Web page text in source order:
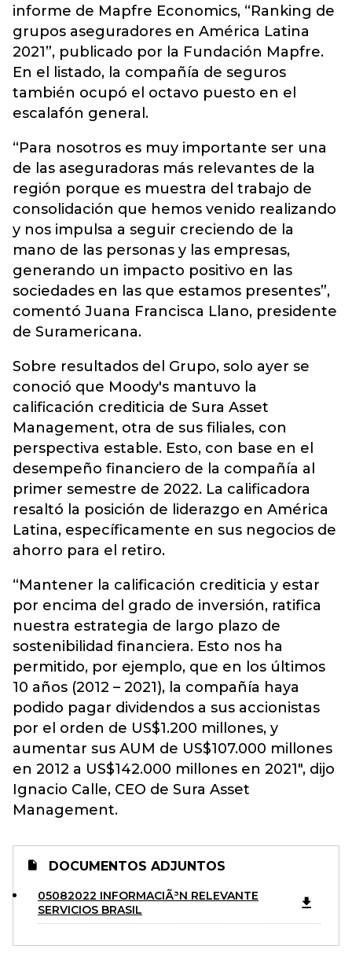
informe de Mapfre Economics, “Ranking de
grupos aseguradores en América Latina
2021”, publicado por la Fundación Mapfre.
En el listado, la compañía de seguros
también ocupó el octavo puesto en el
escalafón general.
“Para nosotros es muy importante ser una
de las aseguradoras más relevantes de la
región porque es muestra del trabajo de
consolidación que hemos venido realizando
y nos impulsa a seguir creciendo de la
mano de las personas y las empresas,
generando un impacto positivo en las
sociedades en las que estamos presentes”,
comentó Juana Francisca Llano, presidente
de Suramericana.
Sobre resultados del Grupo, solo ayer se
conoció que Moody's mantuvo la
calificación crediticia de Sura Asset
Management, otra de sus filiales, con
perspectiva estable. Esto, con base en el
desempeño financiero de la compañía al
primer semestre de 2022. La calificadora
resaltó la posición de liderazgo en América
Latina, específicamente en sus negocios de
ahorro para el retiro.
“Mantener la calificación crediticia y estar
por encima del grado de inversión, ratifica
nuestra estrategia de largo plazo de
sostenibilidad financiera. Esto nos ha
permitido, por ejemplo, que en los últimos
10 años (2012 – 2021), la compañía haya
podido pagar dividendos a sus accionistas
por el orden de US$1.200 millones, y
aumentar sus AUM de US$107.000 millones
en 2012 a US$142.000 millones en 2021", dijo
Ignacio Calle, CEO de Sura Asset
Management.
DOCUMENTOS ADJUNTOS
05082022 INFORMACIÃ³N RELEVANTE
SERVICIOS BRASIL